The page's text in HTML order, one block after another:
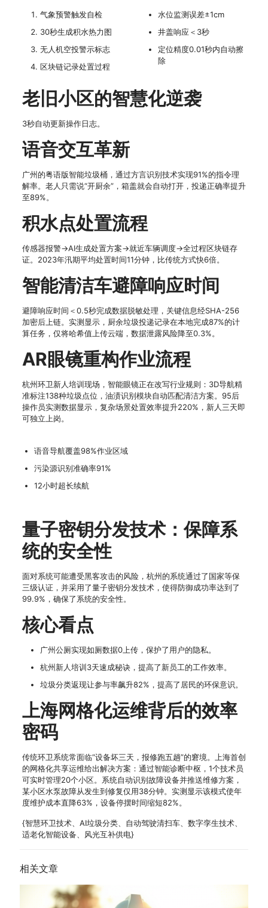
气象预警触发自检
30秒生成积水热力图
无人机空投警示标志
区块链记录处置过程
水位监测误差±1cm
井盖响应＜3秒
定位精度0.01秒内自动擦
除
老旧小区的智慧化逆袭
3秒自动更新操作日志。
语音交互革新
广州的粤语版智能垃圾桶，通过方言识别技术实现91%的指令理
解率。老人只需说“开厨余”，箱盖就会自动打开，投递正确率提升
至89%。
积水点处置流程
传感器报警→AI生成处置方案→就近车辆调度→全过程区块链存
证。2023年汛期平均处置时间11分钟，比传统方式快6倍。
智能清洁车避障响应时间
避障响应时间＜0.5秒完成数据脱敏处理，关键信息经SHA-256
加密后上链。实测显示，厨余垃圾投递记录在本地完成87%的计
算任务，仅将哈希值上传云端，数据泄露风险降至0.3%。
AR眼镜重构作业流程
杭州环卫新人培训现场，智能眼镜正在改写行业规则：3D导航精
准标注138种垃圾点位，油渍识别模块自动匹配清洁方案。95后
操作员实测数据显示，复杂场景处置效率提升220%，新人三天即
可独立上岗。
语音导航覆盖98%作业区域
污染源识别准确率91%
12小时超长续航
量子密钥分发技术：保障系
统的安全性
面对系统可能遭受黑客攻击的风险，杭州的系统通过了国家等保
三级认证，并采用了量子密钥分发技术，使得防御成功率达到了
99.9%，确保了系统的安全性。
核心看点
广州公厕实现如厕数据0上传，保护了用户的隐私。
杭州新人培训3天速成秘诀，提高了新员工的工作效率。
垃圾分类返现让参与率飙升82%，提高了居民的环保意识。
上海网格化运维背后的效率
密码
传统环卫系统常面临“设备坏三天，报修跑五趟”的窘境。上海首创
的网格化共享运维给出解决方案：通过智能诊断中枢，1个技术员
可实时管理20个小区。系统自动识别故障设备并推送维修方案，
某小区水泵故障从发生到修复仅用38分钟。实测显示该模式使年
度维护成本直降63%，设备停摆时间缩短82%。
{智慧环卫技术、AI垃圾分类、自动驾驶清扫车、数字孪生技术、
适老化智能设备、风光互补供电}
相关文章